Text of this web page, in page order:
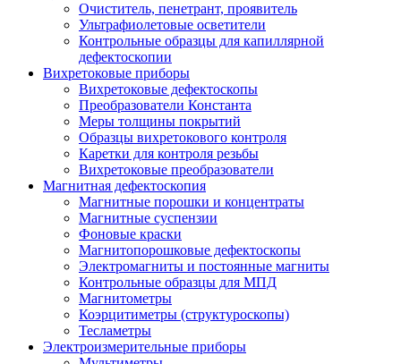
Очиститель, пенетрант, проявитель
Ультрафиолетовые осветители
Контрольные образцы для капиллярной
дефектоскопии
Вихретоковые приборы
Вихретоковые дефектоскопы
Преобразователи Константа
Меры толщины покрытий
Образцы вихретокового контроля
Каретки для контроля резьбы
Вихретоковые преобразователи
Магнитная дефектоскопия
Магнитные порошки и концентраты
Магнитные суспензии
Фоновые краски
Магнитопорошковые дефектоскопы
Электромагниты и постоянные магниты
Контрольные образцы для МПД
Магнитометры
Коэрцитиметры (структуроскопы)
Тесламетры
Электроизмерительные приборы